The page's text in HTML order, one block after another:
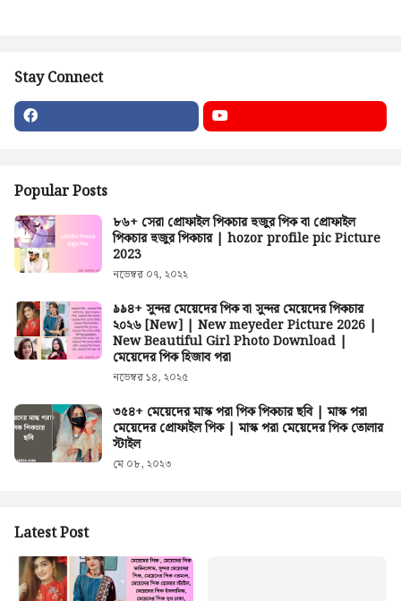
Stay Connect
Popular Posts
৮৬+ সেরা প্রোফাইল পিকচার হুজুর পিক বা প্রোফাইল
পিকচার হুজুর পিকচার | hozor profile pic Picture
2023
নভেম্বর ০৭, ২০২২
৯৯৪+ সুন্দর মেয়েদের পিক বা সুন্দর মেয়েদের পিকচার
২০২৬ [New] | New meyeder Picture 2026 |
New Beautiful Girl Photo Download |
মেয়েদের পিক হিজাব পরা
নভেম্বর ১৪, ২০২৫
৩৫৪+ মেয়েদের মাস্ক পরা পিক পিকচার ছবি | মাস্ক পরা
মেয়েদের প্রোফাইল পিক | মাস্ক পরা মেয়েদের পিক তোলার
স্টাইল
মে ০৮, ২০২৩
Latest Post